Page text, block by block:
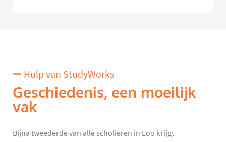
Hulp van StudyWorks
Geschiedenis, een moeilijk
vak
Bijna tweederde van alle scholieren in Loo krijgt